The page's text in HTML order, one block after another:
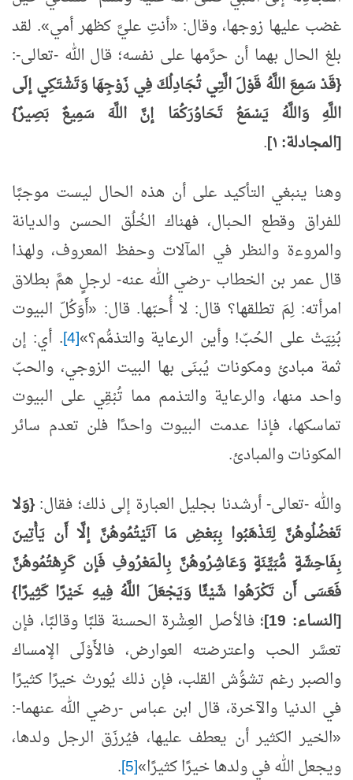
غضب عليها زوجها، وقال: «أنتِ عليَّ كظهر أمي». لقد
بلغ الحال بهما أن حرَّمها على نفسه؛ قال الله -تعالى-:
{قَدْ سَمِعَ اللَّهُ قَوْلَ الَّتِي تُجَادِلُكَ فِي زَوْجِهَا وَتَشْتَكِي إلَى
اللَّهِ وَاللَّهُ يَسْمَعُ تَحَاوُرَكُمَا إنَّ اللَّهَ سَمِيعٌ بَصِيرٌ}
[المجادلة: ١] .
وهنا ينبغي التأكيد على أن هذه الحال ليست موجبًا
للفراق وقطع الحبال، فهناك الخُلُق الحسن والديانة
والمروءة والنظر في المآلات وحفظ المعروف، ولهذا
قال عمر بن الخطاب -رضي الله عنه- لرجلٍ همَّ بطلاق
امرأته: لِمَ تطلقها؟ قال: لا أُحبّها. قال: «أَوَكُلّ البيوت
بُنِيَتْ على الحُبّ! وأين الرعاية والتذمُّم؟»[4] . أي: إن
ثمة مبادئ ومكونات يُبنَى بها البيت الزوجي، والحبّ
واحد منها، والرعاية والتذمم مما تُبْقِي على البيوت
تماسكها، فإذا عدمت البيوت واحدًا فلن تعدم سائر
المكونات والمبادئ.
والله -تعالى- أرشدنا بجليل العبارة إلى ذلك؛ فقال:{وَلا
تَعْضُلُوهُنَّ لِتَذْهَبُوا بِبَعْضِ مَا آتَيْتُمُوهُنَّ إلَّا أَن يَأْتِينَ
بِفَاحِشَةٍ مُّبَيِّنَةٍ وَعَاشِرُوهُنَّ بِالْـمَعْرُوفِ فَإن كَرِهْتُمُوهُنَّ
فَعَسَى أَن تَكْرَهُوا شَيْئًا وَيَجْعَلَ اللَّهُ فِيهِ خَيْرًا كَثِيرًا}
[النساء: 19] ؛ فالأصل العِشْرة الحسنة قلبًا وقالبًا، فإن
تعسَّر الحب واعترضته العوارض، فالأَوْلَى الإمساك
والصبر رغم تشوُّش القلب، فإن ذلك يُورث خيرًا كثيرًا
في الدنيا والآخرة، قال ابن عباس -رضي الله عنهما-:
«الخير الكثير أن يعطف عليها، فيُرزَق الرجل ولدها،
ويجعل الله في ولدها خيرًا كثيرًا»[5]
.